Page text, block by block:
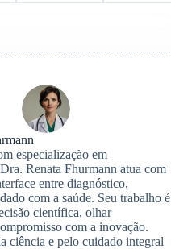
especialização em
Renata Fhurmann atua com
entre diagnóstico,
com a saúde. Seu trabalho é
científica, olhar
com a inovação.
ciência e pelo cuidado integral